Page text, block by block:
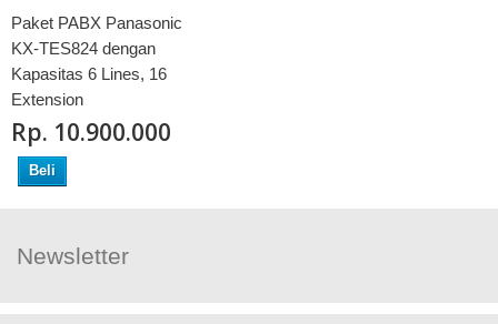
Paket PABX Panasonic
KX-TES824 dengan
Kapasitas 6 Lines, 16
Extension
Rp‎. 10.900.000
Beli
Newsletter